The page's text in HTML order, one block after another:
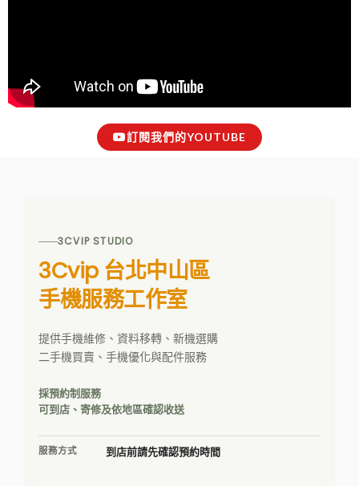
訂閱我們的YOUTUBE
3CVIP STUDIO
3Cvip 台北中山區
手機服務工作室
提供手機維修、資料移轉、新機選購
二手機買賣、手機優化與配件服務
採預約制服務
可到店、寄修及依地區確認收送
服務方式 到店前請先確認預約時間